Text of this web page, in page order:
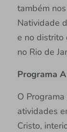
também
Natividade
e no distrito
no Rio de
Programa
O
atividades
Cristo,